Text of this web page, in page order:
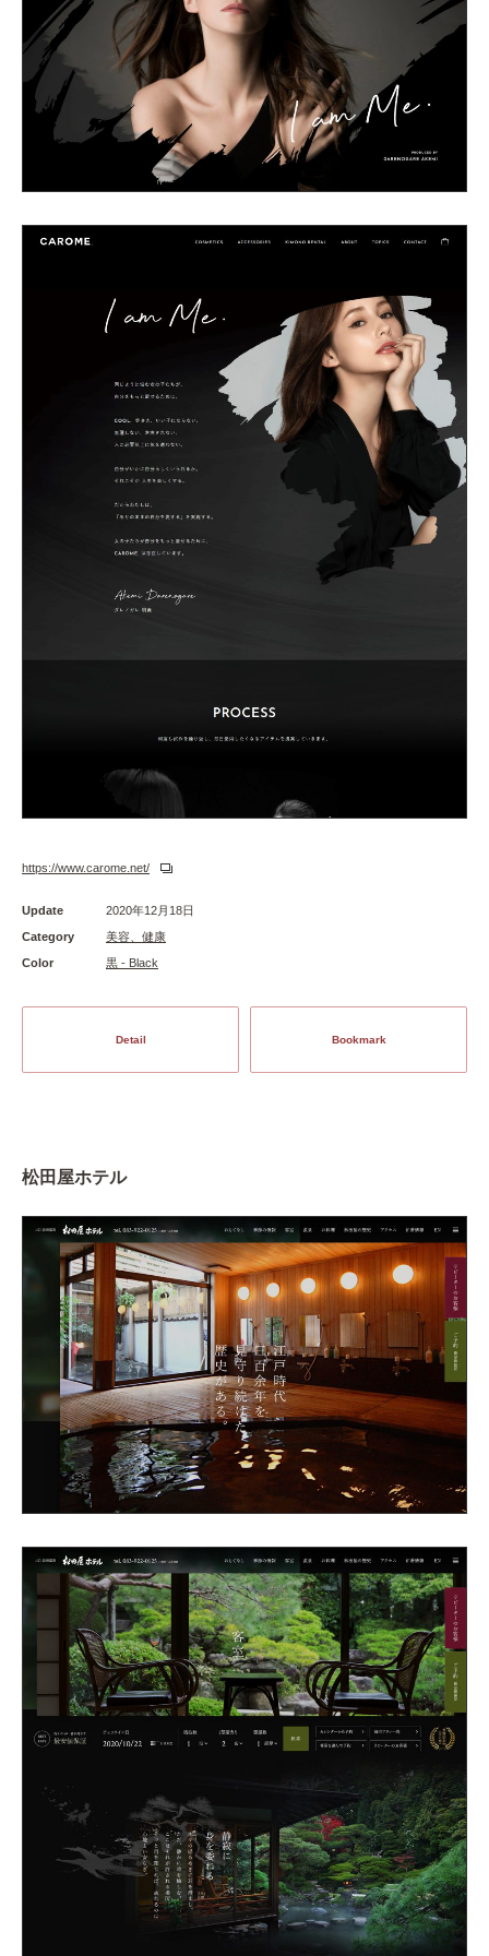
https://www.carome.net/
Update
2020年12月18日
Category
美容、健康
Color
黒 - Black
Detail Bookmark
松田屋ホテル